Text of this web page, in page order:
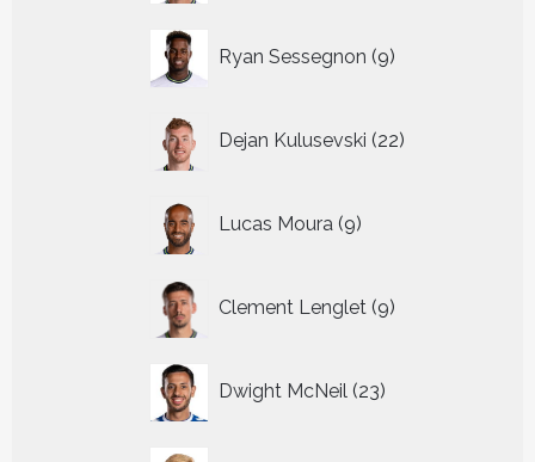
Ryan Sessegnon 9
producten
Dejan Kulusevski 22
producten
Lucas Moura 9
producten
Clement Lenglet 9
producten
Dwight McNeil 23
producten